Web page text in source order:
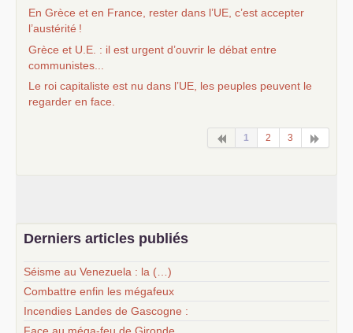
En Grèce et en France, rester dans l’UE , c’est accepter
l’austérité !
Grèce et U.E. : il est urgent d’ouvrir le débat entre
communistes...
Le roi capitaliste est nu dans l’UE , les peuples peuvent le
regarder en face.
1 2 3
Derniers articles publiés
Séisme au Venezuela : la (…)
Combattre enfin les mégafeux
Incendies Landes de Gascogne :